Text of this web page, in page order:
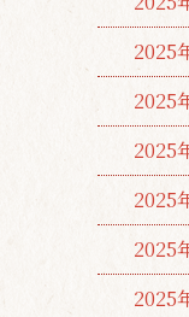
2025
2025
2025
2025
2025
2025